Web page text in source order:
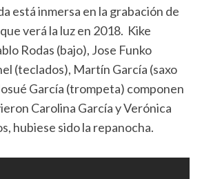
está inmersa en la grabación de
verá la luz en 2018. Kike
Rodas (bajo), Jose Funko
(teclados), Martín García (saxo
García (trompeta) componen
Carolina García y Verónica
hubiese sido la repanocha.